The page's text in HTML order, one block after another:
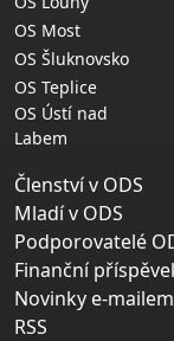
OS Most
OS Šluknovsko
OS Teplice
OS Ústí nad
Labem
Členství v ODS
Mladí v ODS
Podporovatelé
Finanční
Novinky e-mailem
RSS